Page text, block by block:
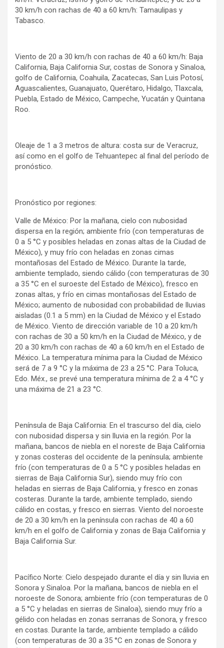
30 km/h con rachas de 40 a 60 km/h: Tamaulipas y
Tabasco.
Viento de 20 a 30 km/h con rachas de 40 a 60 km/h: Baja
California, Baja California Sur, costas de Sonora y Sinaloa,
golfo de California, Coahuila, Zacatecas, San Luis Potosí,
Aguascalientes, Guanajuato, Querétaro, Hidalgo, Tlaxcala,
Puebla, Estado de México, Campeche, Yucatán y Quintana
Roo.
Oleaje de 1 a 3 metros de altura: costa sur de Veracruz,
así como en el golfo de Tehuantepec al final del período de
pronóstico.
Pronóstico por regiones:
Valle de México: Por la mañana, cielo con nubosidad
dispersa en la región; ambiente frío (con temperaturas de
0 a 5 °C y posibles heladas en zonas altas de la Ciudad de
México), y muy frío con heladas en zonas cimas
montañosas del Estado de México. Durante la tarde,
ambiente templado, siendo cálido (con temperaturas de 30
a 35 °C en el suroeste del Estado de México), fresco en
zonas altas, y frío en cimas montañosas del Estado de
México; aumento de nubosidad con probabilidad de lluvias
aisladas (0.1 a 5 mm) en la Ciudad de México y el Estado
de México. Viento de dirección variable de 10 a 20 km/h
con rachas de 30 a 50 km/h en la Ciudad de México, y de
20 a 30 km/h con rachas de 40 a 60 km/h en el Estado de
México. La temperatura mínima para la Ciudad de México
será de 7 a 9 °C y la máxima de 23 a 25 °C. Para Toluca,
Edo. Méx., se prevé una temperatura mínima de 2 a 4 °C y
una máxima de 21 a 23 °C.
Península de Baja California: En el trascurso del día, cielo
con nubosidad dispersa y sin lluvia en la región. Por la
mañana, bancos de niebla en el noreste de Baja California
y zonas costeras del occidente de la península; ambiente
frío (con temperaturas de 0 a 5 °C y posibles heladas en
sierras de Baja California Sur), siendo muy frío con
heladas en sierras de Baja California, y fresco en zonas
costeras. Durante la tarde, ambiente templado, siendo
cálido en costas, y fresco en sierras. Viento del noroeste
de 20 a 30 km/h en la península con rachas de 40 a 60
km/h en el golfo de California y zonas de Baja California y
Baja California Sur.
Pacífico Norte: Cielo despejado durante el día y sin lluvia en
Sonora y Sinaloa. Por la mañana, bancos de niebla en el
noroeste de Sonora; ambiente frío (con temperaturas de 0
a 5 °C y heladas en sierras de Sinaloa), siendo muy frío a
gélido con heladas en zonas serranas de Sonora, y fresco
en costas. Durante la tarde, ambiente templado a cálido
(con temperaturas de 30 a 35 °C en zonas de Sonora y